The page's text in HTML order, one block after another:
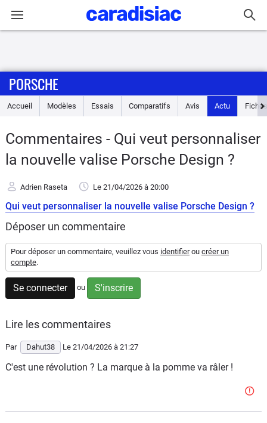
Accueil
Essais
d'achat
Electriques
Utilitaires
Flottes
Auto
Services
Forum
PORSCHE
Accueil Modèles Essais Comparatifs Avis Actu
Commentaires - Qui veut personnaliser
la nouvelle valise Porsche Design ?
Adrien Raseta Le 21/04/2026 à 20:00
Qui veut personnaliser la nouvelle valise Porsche Design ?
Déposer un commentaire
Pour déposer un commentaire, veuillez vous identifierou créer un
compte.
Se connecter ou S'inscrire
Lire les commentaires
Par Dahut38 Le 21/04/2026 à 21:27
C'est une révolution ? La marque à la pomme va râler !